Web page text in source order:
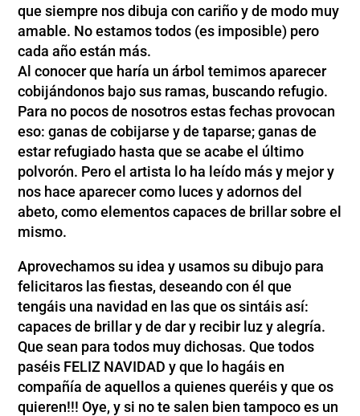
que siempre nos dibuja con cariño y de modo muy
amable. No estamos todos (es imposible) pero
cada añoestán más.
Al conocer que haría un árbol temimos aparecer
cobijándonos bajo sus ramas, buscando refugio.
Para no pocos de nosotros estas fechas provocan
eso: ganas de cobijarse y de taparse; ganas de
estar refugiado hasta que se acabe el último
polvorón. Pero el artista lo ha leído más y mejor y
nos hace aparecer como luces y adornos del
abeto, como elementos capaces de brillar sobre el
mismo.
Aprovechamos su idea y usamos su dibujo para
felicitaros las fiestas, deseando con él que
tengáis una navidad en las que os sintáis así:
capaces de brillar y de dar y recibir luz y alegría.
Que sean para todos muy dichosas. Que todos
paséis FELIZ NAVIDAD y que lo hagáis en
compañía de aquellos a quienes queréis y que os
quieren!!! Oye, y si no te salen bien tampoco es un